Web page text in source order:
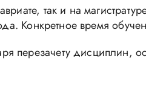
так и на
Конкретное время
перезачету дисциплин,